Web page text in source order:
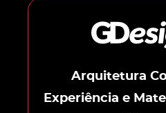
Arquitetura
Experiência e